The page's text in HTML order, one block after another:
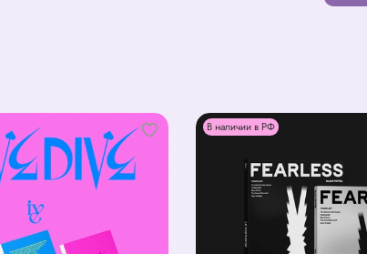
В наличии в РФ